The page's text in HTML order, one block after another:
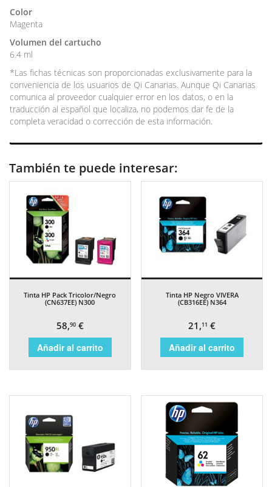
Color
Magenta
Volumen del cartucho
6.4 ml
*Las fichas técnicas son proporcionadas exclusivamente para la
conveniencia de los usuarios de Qi Canarias. Aunque Qi Canarias
comunica al proveedor cualquier error en los datos, o en la
traducción al español que localiza, no podemos dar fe de la
completa veracidad o corrección de esta información.
También te puede interesar:
Tinta HP Pack Tricolor/Negro
(CN637EE) N300
58,90€
Añadir al carrito
Tinta HP Negro VIVERA
(CB316EE) N364
21,11 €
Añadir al carrito